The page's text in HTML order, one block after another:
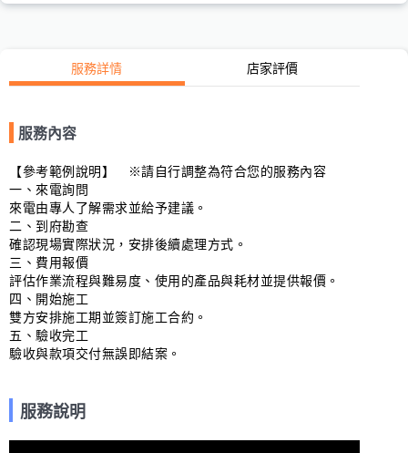
服務詳情 店家評價
服務內容
【參考範例說明】　※請自行調整為符合您的服務內容
一、來電詢問
來電由專人了解需求並給予建議。
二、到府勘查
確認現場實際狀況，安排後續處理方式。
三、費用報價
評估作業流程與難易度、使用的產品與耗材並提供報價。
四、開始施工
雙方安排施工期並簽訂施工合約。
五、驗收完工
驗收與款項交付無誤即結案。
服務說明